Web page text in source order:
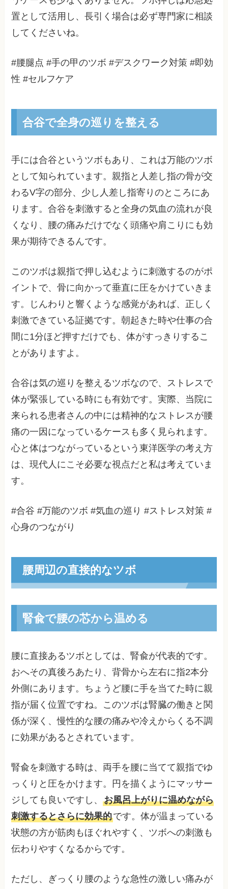
置として活用し、長引く場合は必ず専門家に相談
してくださいね。
#腰腿点 #手の甲のツボ #デスクワーク対策 #即効
性 #セルフケア
合谷で全身の巡りを整える
手には合谷というツボもあり、これは万能のツボ
として知られています。親指と人差し指の骨が交
わるV字の部分、少し人差し指寄りのところにあ
ります。合谷を刺激すると全身の気血の流れが良
くなり、腰の痛みだけでなく頭痛や肩こりにも効
果が期待できるんです。
このツボは親指で押し込むように刺激するのがポ
イントで、骨に向かって垂直に圧をかけていきま
す。じんわりと響くような感覚があれば、正しく
刺激できている証拠です。朝起きた時や仕事の合
間に1分ほど押すだけでも、体がすっきりするこ
とがありますよ。
合谷は気の巡りを整えるツボなので、ストレスで
体が緊張している時にも有効です。実際、当院に
来られる患者さんの中には精神的なストレスが腰
痛の一因になっているケースも多く見られます。
心と体はつながっているという東洋医学の考え方
は、現代人にこそ必要な視点だと私は考えていま
す。
#合谷 #万能のツボ #気血の巡り #ストレス対策 #
心身のつながり
腰周辺の直接的なツボ
腎兪で腰の芯から温める
腰に直接あるツボとしては、腎兪が代表的です。
おへその真後ろあたり、背骨から左右に指2本分
外側にあります。ちょうど腰に手を当てた時に親
指が届く位置ですね。このツボは腎臓の働きと関
係が深く、慢性的な腰の痛みや冷えからくる不調
に効果があるとされています。
腎兪を刺激する時は、両手を腰に当てて親指でゆ
っくりと圧をかけます。円を描くようにマッサー
ジしても良いですし、お風呂上がりに温めながら
刺激するとさらに効果的です。体が温まっている
状態の方が筋肉もほぐれやすく、ツボへの刺激も
伝わりやすくなるからです。
ただし、ぎっくり腰のような急性の激しい痛みが